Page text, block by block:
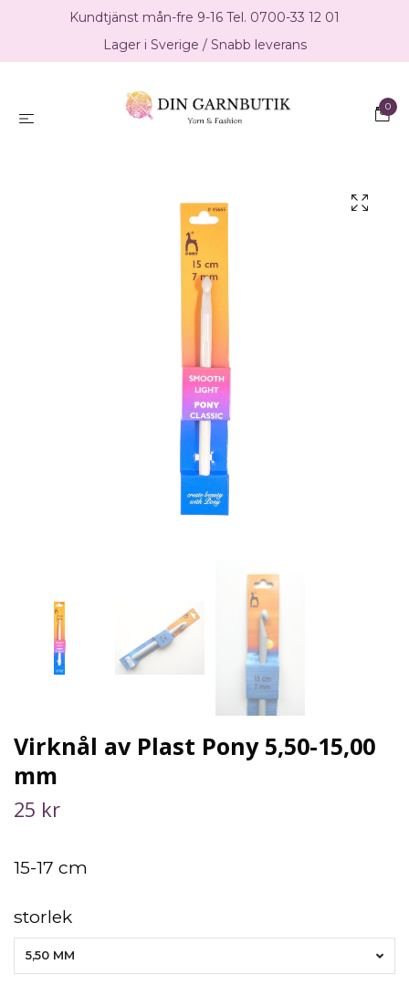
Kundtjänst mån-fre 9-16 Tel. 0700-33 12 01
Lager i Sverige / Snabb leverans
0
Virknål av Plast Pony 5,50-15,00
mm
25 kr
15-17 cm
storlek
5,50 MM